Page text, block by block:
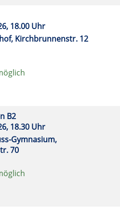
18.00 Uhr
Kirchbrunnenstr. 12
B2
18.30 Uhr
Gymnasium,
70